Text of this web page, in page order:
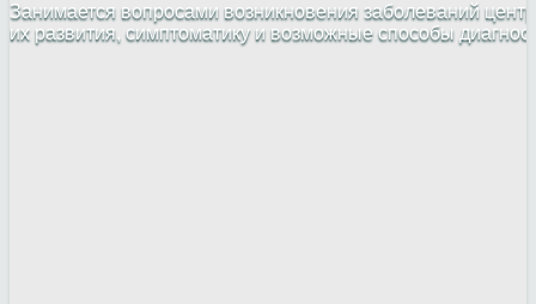
Занимается вопросами возникновения заболеваний
их развития, симптоматику и возможные способы